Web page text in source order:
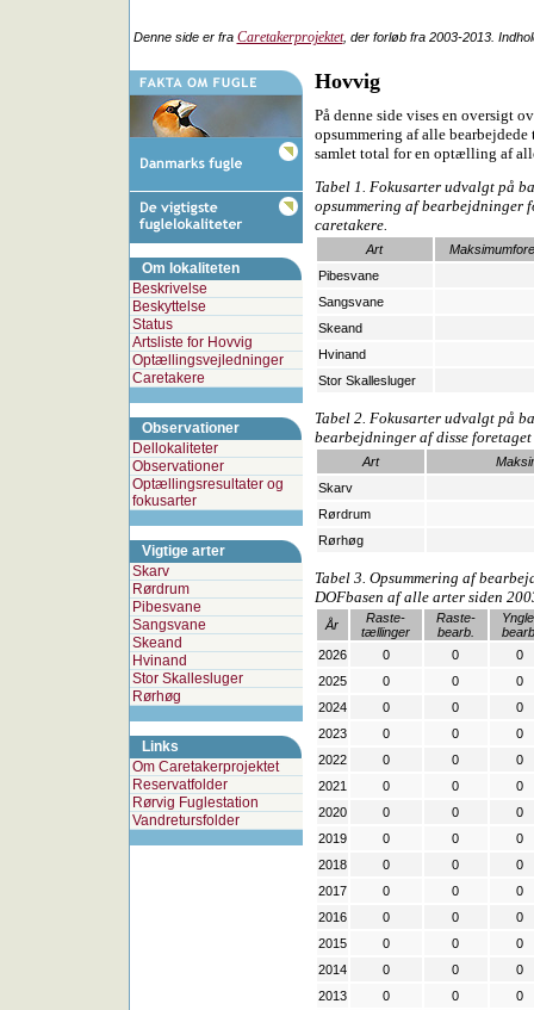
Denne side er fra Caretakerprojektet, der forløb fra 2003-2013.
Om lokaliteten
Beskrivelse
Beskyttelse
Status
Artsliste for Hovvig
Optællingsvejledninger
Caretakere
Observationer
Dellokaliteter
Observationer
Optællingsresultater og
fokusarter
Vigtige arter
Skarv
Rørdrum
Pibesvane
Sangsvane
Skeand
Hvinand
Stor Skallesluger
Rørhøg
Links
Om Caretakerprojektet
Reservatfolder
Rørvig Fuglestation
Vandretursfolder
Hovvig
På denne side vises en oversigt
opsummering af alle
samlet total for en optælling af
Tabel 1. Fokusarter udvalgt på
opsummering af bearbejdninger
caretakere.
Art
Pibesvane
Sangsvane
Skeand
Hvinand
Stor Skallesluger
Tabel 2. Fokusarter udvalgt på
bearbejdninger af disse
Art
Skarv
Rørdrum
Rørhøg
Tabel 3. Opsummering af
DOFbasen af alle arter siden
År
Raste-
tællinger
Raste-
bearb.
2026
0 0
0
2025
0 0
0
2024
0 0
0
2023
0 0
0
2022
0 0
0
2021
0 0
0
2020
0 0
0
2019
0 0
0
2018
0 0
0
2017
0 0
0
2016
0 0
0
2015
0 0
0
2014
0 0
0
2013
0 0
0